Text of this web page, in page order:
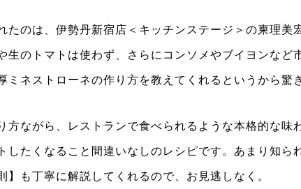
たのは、伊勢丹新宿店＜キッチンステージ＞の柬理美
生のトマトは使わず、さらにコンソメやブイヨンなど
ミネストローネの作り方を教えてくれるというから驚
方ながら、レストランで食べられるような本格的な味
したくなること間違いなしのレシピです。あまり知ら
】も丁寧に解説してくれるので、お見逃しなく。